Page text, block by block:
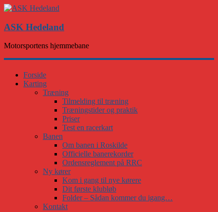
ASK Hedeland
Motorsportens hjemmebane
Forside
Karting
Træning
Tilmelding til træning
Træningstider og praktik
Priser
Test en racerkart
Banen
Om banen i Roskilde
Officielle banerekorder
Ordensreglement på RRC
Ny kører
Kom i gang til nye kørere
Dit første klubløb
Folder – Sådan kommer du igang…
Kontakt